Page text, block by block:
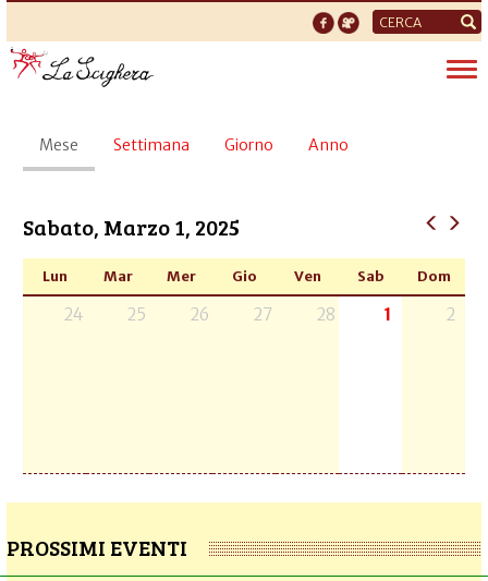
Form
di
ricerca
Schede
primarie
Mese (scheda
attiva)
Settimana Giorno Anno
Sabato, Marzo 1, 2025
Lun Mar Mer Gio Ven Sab Dom
24 25 26 27 28 1 2
PROSSIMI EVENTI